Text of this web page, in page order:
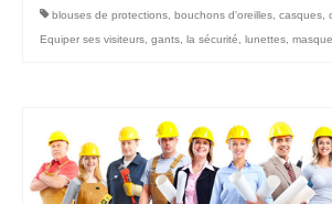
blouses de protections bouchons d'oreilles casques
Equiper ses visiteurs gants la sécurité lunettes